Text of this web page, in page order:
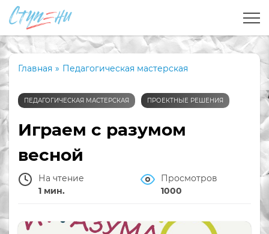
Главная » Педагогическая мастерская
ПЕДАГОГИЧЕСКАЯ МАСТЕРСКАЯ ПРОЕКТНЫЕ РЕШЕНИЯ
Играем с разумом
весной
На чтение
1 мин.
Просмотров
1000